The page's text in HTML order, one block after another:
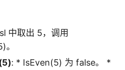
中取出 5，调用
: * IsEven(5) 为 false。 *